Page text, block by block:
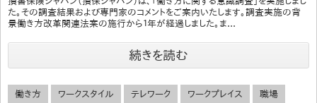
た。その調査結果および専門家のコメントをご案内いたします。調査実施の背
景働き方改革関連法案の施行から１年が経過しました。ま...
続きを読む
働き方 ワークスタイル テレワーク ワークプレイス 職場